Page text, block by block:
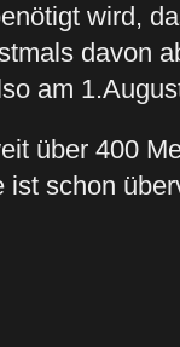
wird,
davon
am
über 400
ist schon